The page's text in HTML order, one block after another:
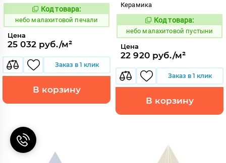
1115945
Код товара:
небо малахитовой печали
Цена
25 032 руб./м²
Заказ в 1 клик
В корзину
Керамика
1115950
Код товара:
небо малахитовой пустыни
Цена
22 920 руб./м²
Заказ в 1 клик
В корзину